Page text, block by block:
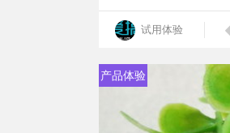
试用体验
产品体验